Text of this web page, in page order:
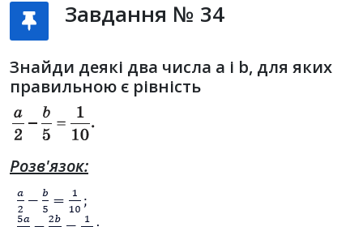
Завдання № 34
Знайди деякі два числа a і b, для яких
правильною є рівність
Розв'язок: